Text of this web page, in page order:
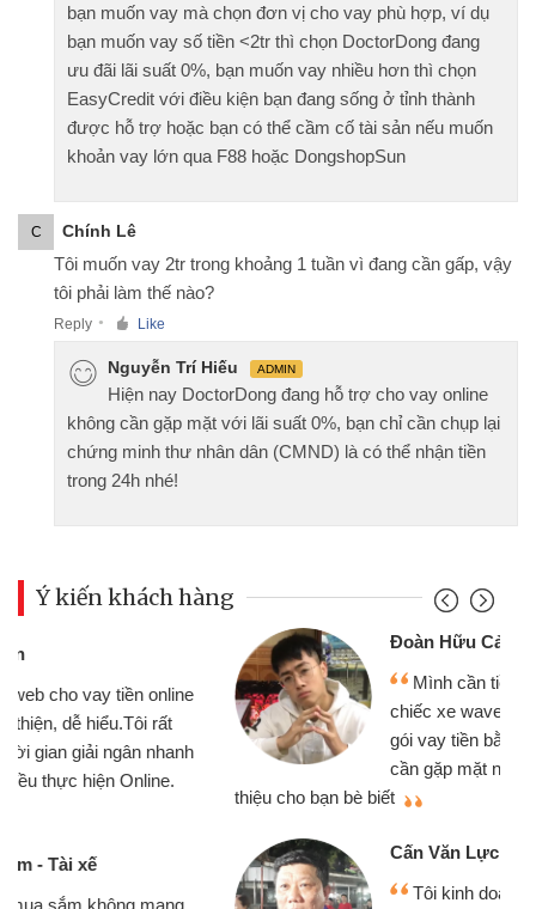
bạn muốn vay mà chọn đơn vị cho vay phù hợp, ví dụ
bạn muốn vay số tiền <2tr thì chọn DoctorDong đang
ưu đãi lãi suất 0%, bạn muốn vay nhiều hơn thì chọn
EasyCredit với điều kiện bạn đang sống ở tỉnh thành
được hỗ trợ hoặc bạn có thể cầm cố tài sản nếu muốn
khoản vay lớn qua F88 hoặc DongshopSun
C Chính Lê
Tôi muốn vay 2tr trong khoảng 1 tuần vì đang cần gấp, vậy
tôi phải làm thế nào?
Reply ● Like
Nguyễn Trí Hiếu ADMIN
Hiện nay DoctorDong đang hỗ trợ cho vay online
không cần gặp mặt với lãi suất 0%, bạn chỉ cần chụp lại
chứng minh thư nhân dân (CMND) là có thể nhận tiền
trong 24h nhé!
Ý kiến khách hàng
Đoàn Hữu Cảnh
Mình cần tiền gấp nên định cầm cố
chiếc xe wave nhưng thật may đã có
gói vay tiền bằng CMND online không
cần gặp mặt nên rất tiện lợi, sẽ giới
Cấn Văn Lực - Tạp hóa
Tôi kinh doanh buôn bán nhỏ lẻ